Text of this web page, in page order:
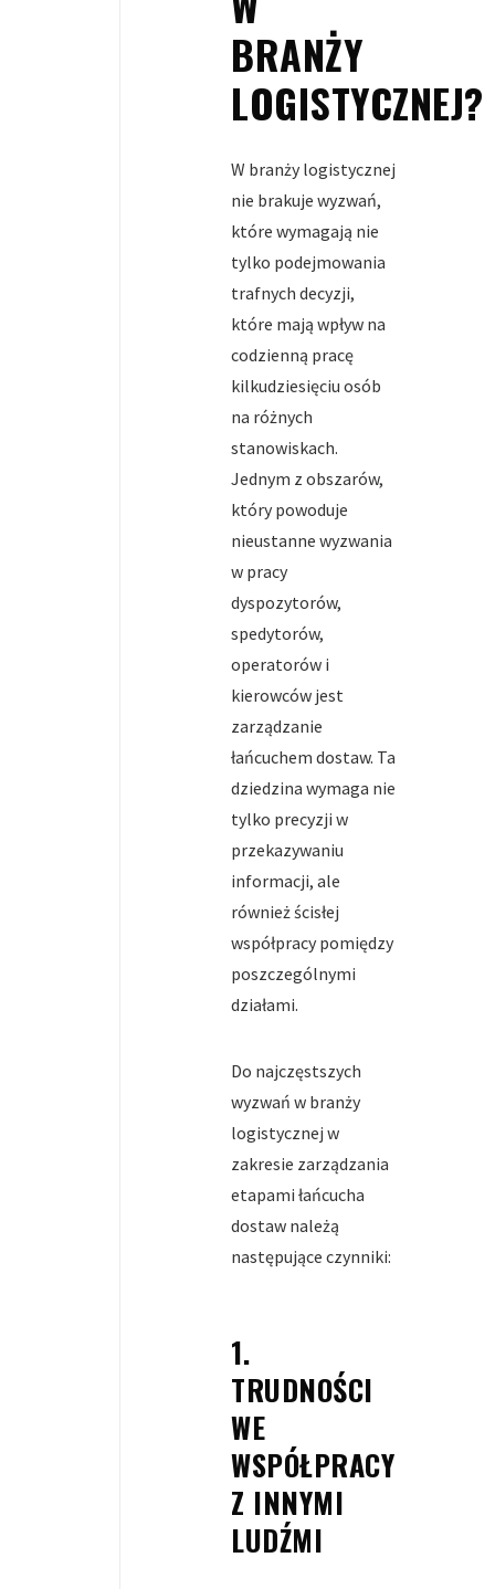
BRANŻY
LOGISTYCZNEJ?
W branży logistycznej
nie brakuje wyzwań,
które wymagają nie
tylko podejmowania
trafnych decyzji,
które mają wpływ na
codzienną pracę
kilkudziesięciu osób
na różnych
stanowiskach.
Jednym z obszarów,
który powoduje
nieustanne wyzwania
w pracy
dyspozytorów,
spedytorów,
operatorów i
kierowców jest
zarządzanie
łańcuchem dostaw. Ta
dziedzina wymaga nie
tylko precyzji w
przekazywaniu
informacji, ale
również ścisłej
współpracy pomiędzy
poszczególnymi
działami.
Do najczęstszych
wyzwań w branży
logistycznej w
zakresie zarządzania
etapami łańcucha
dostaw należą
następujące czynniki:
1.
TRUDNOŚCI
WE
WSPÓŁPRACY
Z INNYMI
LUDŹMI